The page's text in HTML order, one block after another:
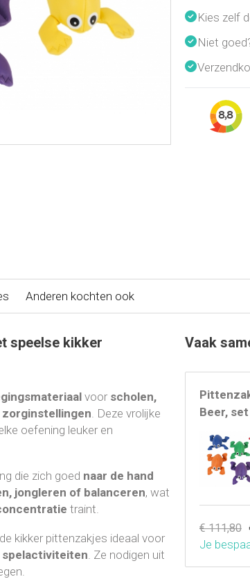
Kies zelf
Niet
Anderen kochten ook
speelse kikker
voor scholen,
zorginstellingen . Deze vrolijke
oefening leuker en
die zich goed naar de hand
jongleren of balanceren, wat
traint.
kikker pittenzakjes ideaal voor
spelactiviteiten . Ze nodigen uit
Vaak
Beer,
€ 111,80
Je